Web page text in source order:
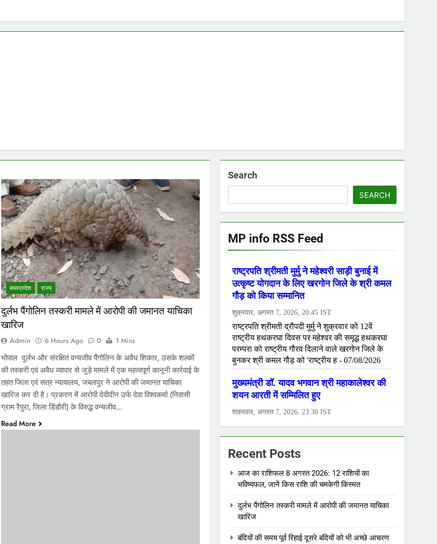
मध्‍यप्रदेश राज्य
दुर्लभ पैंगोलिन तस्करी मामले में आरोपी की जमानत याचिका
खारिज
Admin 6 Hours Ago 0
1 Mins
भोपाल दुर्लभ और संरक्षित वन्यजीव पैंगोलिन के अवैध शिकार, उसके शल्कों
की तस्करी एवं अवैध व्यापार से जुड़े मामले में एक महत्वपूर्ण कानूनी कार्रवाई के
तहत जिला एवं सत्र न्यायालय, जबलपुर ने आरोपी की जमानत याचिका
खारिज कर दी है। प्रकरण में आरोपी देवीदीन उर्फ देवा विश्वकर्मा (निवासी
ग्राम रैपुरा, जिला डिंडौरी) के विरुद्ध वन्यजीव…
Read More
Search
SEARCH
MP info RSS Feed
Recent Posts
आज का राशिफल 8 अगस्त 2026: 12 राशियों का
भविष्यफल, जानें किस राशि की चमकेगी किस्मत
दुर्लभ पैंगोलिन तस्करी मामले में आरोपी की जमानत याचिका
खारिज
बंदियों की समय पूर्व रिहाई दूसरे बंदियों को भी अच्छे आचरण